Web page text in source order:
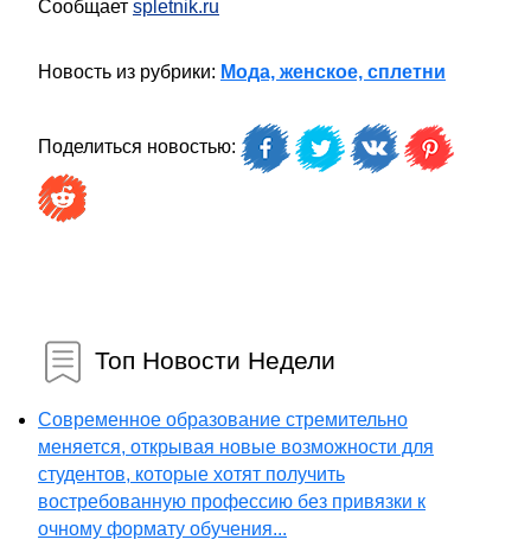
Сообщает spletnik.ru
Новость из рубрики: Мода, женское, сплетни
Поделиться новостью:
Топ Новости Недели
Современное образование стремительно
меняется, открывая новые возможности для
студентов, которые хотят получить
востребованную профессию без привязки к
очному формату обучения...